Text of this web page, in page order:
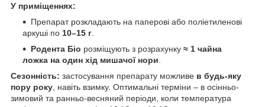
У приміщеннях:
Препарат розкладають на паперові або поліетиленові
аркуші по 10–15 г
Родента Біо розміщують з розрахунку ≈ 1 чайна
ложка на один хід мишачої нори
Сезонність: застосування препарату можливе в будь-яку
пору року , навіть взимку. Оптимальні терміни – в осінньо-
зимовий та ранньо-весняний періоди, коли температура